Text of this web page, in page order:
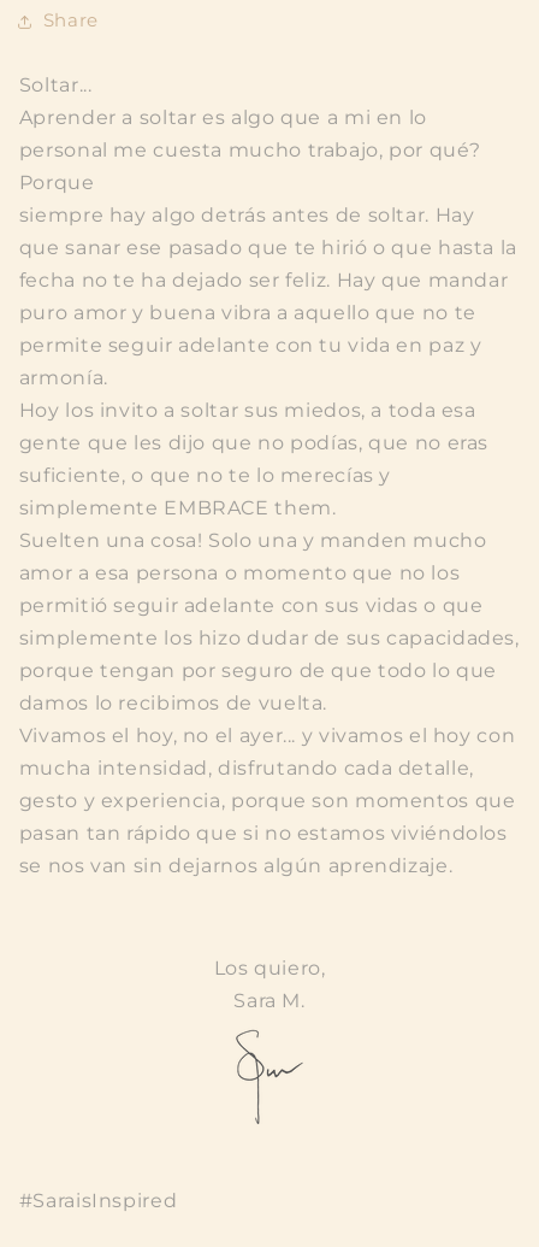
Share
Soltar...
Aprender a soltar es algo que a mi en lo
personal me cuesta mucho trabajo, por qué?
Porque
siempre hay algo detrás antes de soltar. Hay
que sanar ese pasado que te hirió o que hasta la
fecha no te ha dejado ser feliz. Hay que mandar
puro amor y buena vibra a aquello que no te
permite seguir adelante con tu vida en paz y
armonía.
Hoy los invito a soltar sus miedos, a toda esa
gente que les dijo que no podías, que no eras
suficiente, o que no te lo merecías y
simplemente EMBRACE them.
Suelten una cosa! Solo una y manden mucho
amor a esa persona o momento que no los
permitió seguir adelante con sus vidas o que
simplemente los hizo dudar de sus capacidades,
porque tengan por seguro de que todo lo que
damos lo recibimos de vuelta.
Vivamos el hoy, no el ayer... y vivamos el hoy con
mucha intensidad, disfrutando cada detalle,
gesto y experiencia, porque son momentos que
pasan tan rápido que si no estamos viviéndolos
se nos van sin dejarnos algún aprendizaje.
Los quiero,
Sara M.
#SaraisInspired